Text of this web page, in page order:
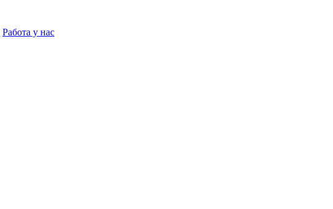
Работа у нас